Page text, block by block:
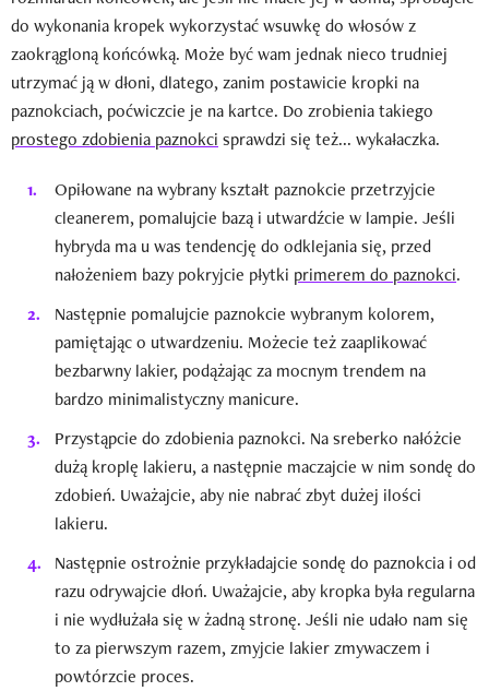
do wykonania kropek wykorzystać wsuwkę do włosów z
zaokrągloną końcówką. Może być wam jednak nieco trudniej
utrzymać ją w dłoni, dlatego, zanim postawicie kropki na
paznokciach, poćwiczcie je na kartce. Do zrobienia takiego
prostego zdobienia paznokci sprawdzi się też... wykałaczka.
Opiłowane na wybrany kształt paznokcie przetrzyjcie
cleanerem, pomalujcie bazą i utwardźcie w lampie. Jeśli
hybryda ma u was tendencję do odklejania się, przed
nałożeniem bazy pokryjcie płytki primerem do paznokci.
Następnie pomalujcie paznokcie wybranym kolorem,
pamiętając o utwardzeniu. Możecie też zaaplikować
bezbarwny lakier, podążając za mocnym trendem na
bardzo minimalistyczny manicure.
Przystąpcie do zdobienia paznokci. Na sreberko nałóżcie
dużą kroplę lakieru, a następnie maczajcie w nim sondę do
zdobień. Uważajcie, aby nie nabrać zbyt dużej ilości
lakieru.
Następnie ostrożnie przykładajcie sondę do paznokcia i od
razu odrywajcie dłoń. Uważajcie, aby kropka była regularna
i nie wydłużała się w żadną stronę. Jeśli nie udało nam się
to za pierwszym razem, zmyjcie lakier zmywaczem i
powtórzcie proces.